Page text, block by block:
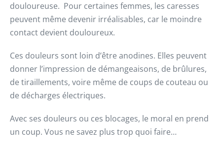
douloureuse. Pour certaines femmes, les caresses
peuvent même devenir irréalisables, car le moindre
contact devient douloureux.
Ces douleurs sont loin d’être anodines. Elles peuvent
donner l’impression de démangeaisons, de brûlures,
de tiraillements, voire même de coups de couteau ou
de décharges électriques.
Avec ses douleurs ou ces blocages, le moral en prend
un coup. Vous ne savez plus trop quoi faire…